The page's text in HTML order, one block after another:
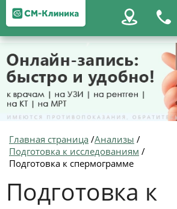
Главная страница /Анализы /
Подготовка к исследованиям /
Подготовка к спермограмме
Подготовка к